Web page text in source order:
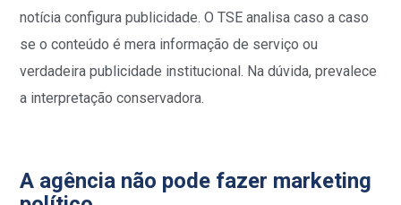
notícia configura publicidade. O TSE analisa caso a caso
se o conteúdo é mera informação de serviço ou
verdadeira publicidade institucional. Na dúvida, prevalece
a interpretação conservadora.
A agência não pode fazer marketing